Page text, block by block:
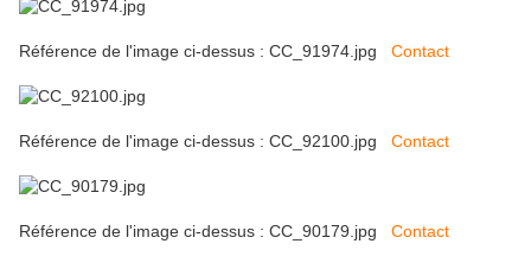
Référence de l'image ci-dessus : CC_91974.jpg Contact
Référence de l'image ci-dessus : CC_92100.jpg Contact
Référence de l'image ci-dessus : CC_90179.jpg Contact